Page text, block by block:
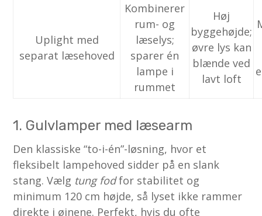
Uplight med
separat læsehoved
Kombinerer
rum- og
læselys;
sparer én
lampe i
rummet
Høj
byggehøjde;
øvre lys kan
blænde ved
lavt loft
1. Gulvlamper med læsearm
Den klassiske “to-i-én”-løsning, hvor et
fleksibelt lampehoved sidder på en slank
stang. Vælg tung fodfor stabilitet og
minimum 120 cm højde, så lyset ikke rammer
direkte i øjnene. Perfekt, hvis du ofte